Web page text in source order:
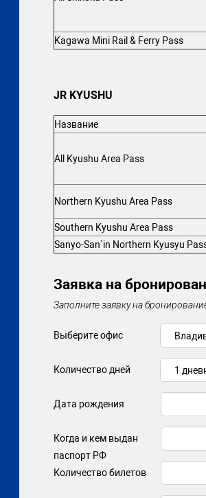
Kagawa Mini Rail & Ferry Pass
JR KYUSHU
Название
All Kyushu Area Pass
Northern Kyushu Area Pass
Southern Kyushu Area Pass
Sanyo-San`in Northern Kyusyu
Заявка на
Заполните заявку на
Выберите офис
Количество дней 1
Дата рождения
Когда и кем выдан
паспорт РФ
Количество билетов